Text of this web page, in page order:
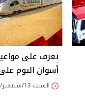
تعرف على
أسوان اليوم
السبت 13/سبتمبر/2025 - 07:23 ص